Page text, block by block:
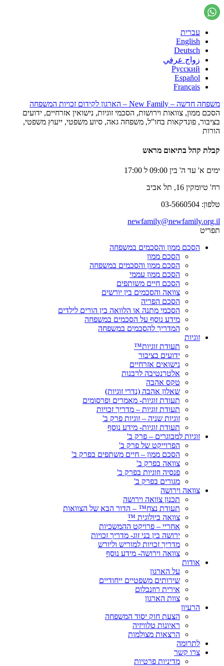
עברית
English
Deutsch
زواج عرفي
Русский
Español
Français
משפחה חדשה – New Family – הארגון לקידום זכויות המשפחה
הסכם ממון, צוואות וירושות, הסכמי זוגיות, נישואין אזרחיים, ידועים
בציבור, פונדקאות בחו"ל, משפחה גאה, סיוע משפטי, ייעוץ משפטי,
הורות
קבלת קהל בתיאום מראש
ימים א' עד ה' בין 09:00 ל 17:00
רח' טיומקין 16, תל אביב
טלפון: 03-5660504
newfamily@newfamily.org.il
תפריט
הסכם ממון והסכמים במשפחה
הסכם ממון
הסכם ממון והסכמים במשפחה
הסכם ממון עממי
הסכם חיים משותפים
צוואה והסכמים בין יורשים
הסכם הפריה
הסכמי מתנה או הלוואה בין הורים לילדים
מידע נוסף על הסכמים במשפחה
המדריך להסכמים במשפחה
זוגיות
תעודת זוגיות™
ידועים בציבור
נישואים אזרחיים
אלטרנטיבה לרבנות
טקס אהבה
שאלון אהבה (נדרי זוגיות)
תעודת זוגיות- מאמרים ופרסומים
תעודת זוגיות – מדריך זכויות
זוגיות שניה – זוגיות פרק ב'
תעודת זוגיות- מידע נוסף
זוגיות למבוגרים – פרק ב'
הפרוייקט של פרק ב'
הסכם ממון – חיים משתפים בפרק ב'
צוואה בפרק ב'
פנסיה וזוגיות בפרק ב'
מגורים בפרק ב'
צוואה וירושה
תכנון צוואה וירושה
תעודת נצח™ – הדור הבא של הצוואות
צוואה ביולוגית ™
אחריי – פרויקט ההמשכיות
ירושה בין בני זוג- מדריך זכויות
מדריך זכויות למוריש וליורש
צוואה וירושה- מידע נוסף
אודות
על הארגון
שירותים משפטיים ייחודיים
אירית רוזנבלום
צוות הארגון
הרעיון
הצעת חוק יסוד המשפחה
ראיונות טלוויזיה
הרצאות מצולמות
לתרומה
צרו קשר
מדיניות פרטיות